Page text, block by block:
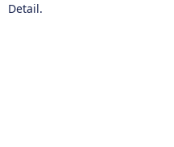
Detail.